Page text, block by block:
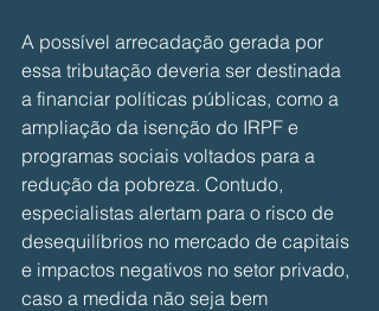
A possível arrecadação gerada por
essa tributação deveria ser destinada
a financiar políticas públicas, como a
ampliação da isenção do IRPF e
programas sociais voltados para a
redução da pobreza. Contudo,
especialistas alertam para o risco de
desequilíbrios no mercado de capitais
e impactos negativos no setor privado,
caso a medida não seja bem